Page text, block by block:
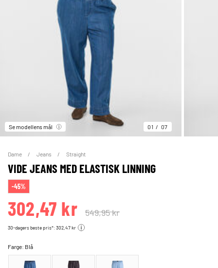
Se modellens mål 01 07
Dame Jeans Straight
VIDE JEANS MED ELASTISK LINNING
-45%
302,47 kr 549,95 kr
30-dagers beste pris*: 302,47 kr
Farge: Blå